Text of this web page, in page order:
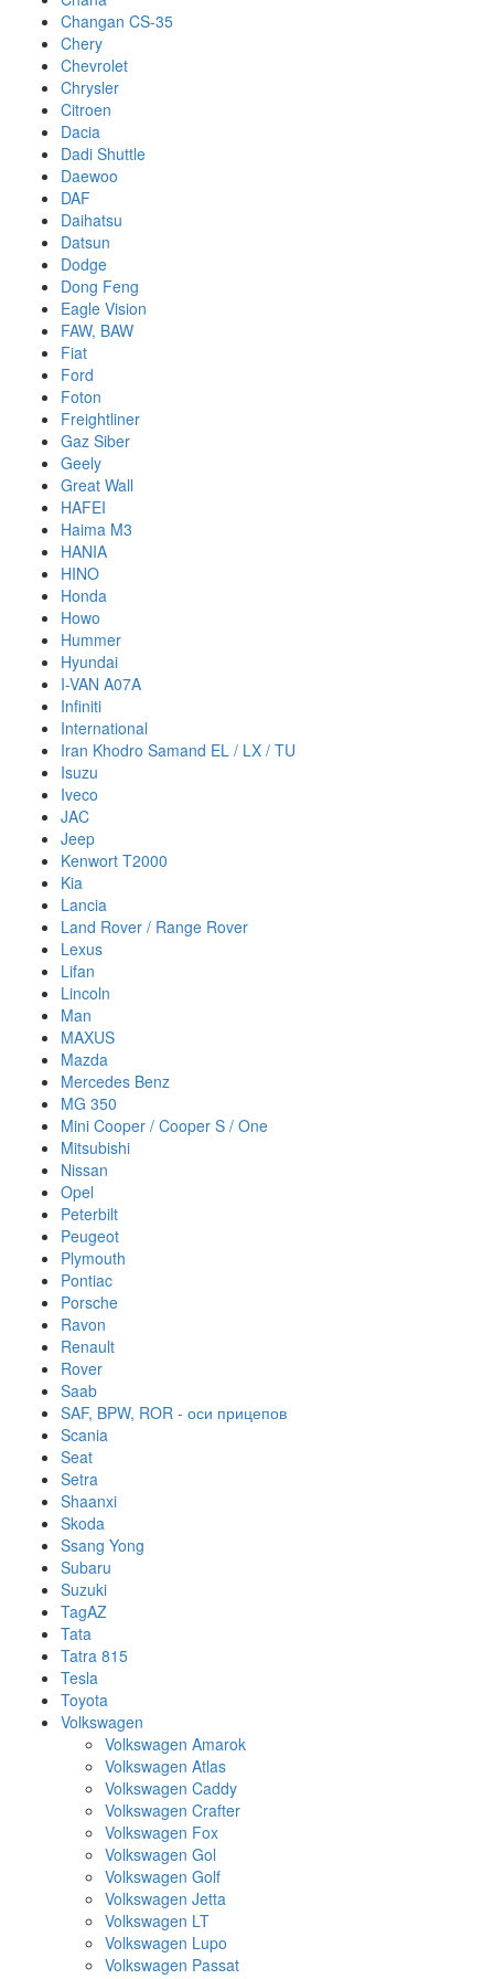
Changan CS-35
Chery
Chevrolet
Chrysler
Citroen
Dacia
Dadi Shuttle
Daewoo
DAF
Daihatsu
Datsun
Dodge
Dong Feng
Eagle Vision
FAW, BAW
Fiat
Ford
Foton
Freightliner
Gaz Siber
Geely
Great Wall
HAFEI
Haima M3
HANIA
HINO
Honda
Howo
Hummer
Hyundai
I-VAN A07A
Infiniti
International
Iran Khodro Samand EL / LX / TU
Isuzu
Iveco
JAC
Jeep
Kenwort T2000
Kia
Lancia
Land Rover / Range Rover
Lexus
Lifan
Lincoln
Man
MAXUS
Mazda
Mercedes Benz
MG 350
Mini Cooper / Cooper S / One
Mitsubishi
Nissan
Opel
Peterbilt
Peugeot
Plymouth
Pontiac
Porsche
Ravon
Renault
Rover
Saab
SAF, BPW, ROR - оси прицепов
Scania
Seat
Setra
Shaanxi
Skoda
Ssang Yong
Subaru
Suzuki
TagAZ
Tata
Tatra 815
Tesla
Toyota
Volkswagen
Volkswagen Amarok
Volkswagen Atlas
Volkswagen Caddy
Volkswagen Crafter
Volkswagen Fox
Volkswagen Gol
Volkswagen Golf
Volkswagen Jetta
Volkswagen LT
Volkswagen Lupo
Volkswagen Passat